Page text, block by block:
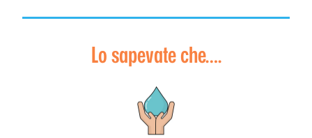
Lo sapevate che….